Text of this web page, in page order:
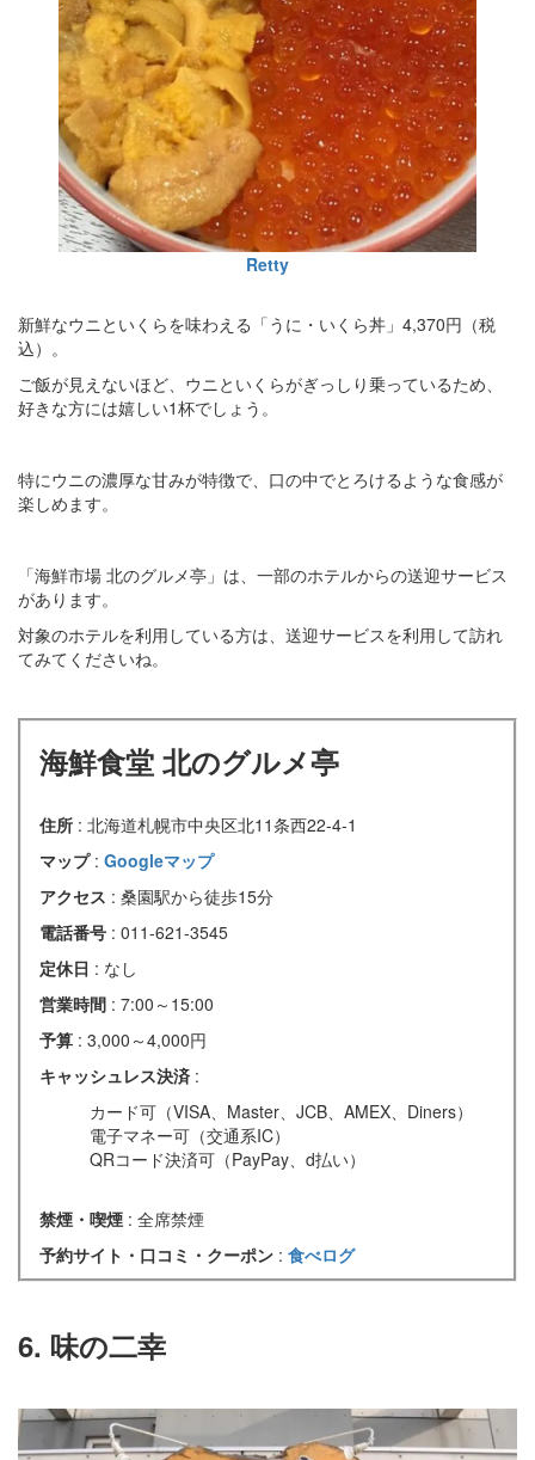
Retty
新鮮なウニといくらを味わえる「うに・いくら丼」4,370円（税
込）。
ご飯が見えないほど、ウニといくらがぎっしり乗っているため、
好きな方には嬉しい1杯でしょう。
特にウニの濃厚な甘みが特徴で、口の中でとろけるような食感が
楽しめます。
「海鮮市場 北のグルメ亭」は、一部のホテルからの送迎サービス
があります。
対象のホテルを利用している方は、送迎サービスを利用して訪れ
てみてくださいね。
海鮮食堂 北のグルメ亭
住所 : 北海道札幌市中央区北11条西22-4-1
マップ : Googleマップ
アクセス : 桑園駅から徒歩15分
電話番号 : 011-621-3545
定休日 : なし
営業時間 : 7:00～15:00
予算 : 3,000～4,000円
キャッシュレス決済 :
カード可（VISA、Master、JCB、AMEX、Diners）
電子マネー可（交通系IC）
QRコード決済可（PayPay、d払い）
禁煙・喫煙 : 全席禁煙
予約サイト・口コミ・クーポン : 食べログ
6. 味の二幸